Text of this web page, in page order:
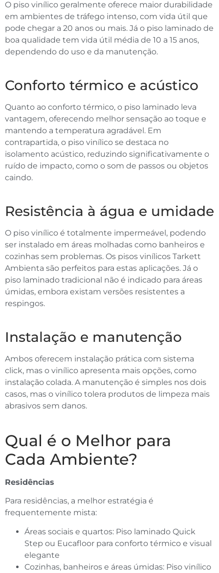
O piso vinílico geralmente oferece maior durabilidade
em ambientes de tráfego intenso, com vida útil que
pode chegar a 20 anos ou mais. Já o piso laminado de
boa qualidade tem vida útil média de 10 a 15 anos,
dependendo do uso e da manutenção.
Conforto térmico e acústico
Quanto ao conforto térmico, o piso laminado leva
vantagem, oferecendo melhor sensação ao toque e
mantendo a temperatura agradável. Em
contrapartida, o piso vinílico se destaca no
isolamento acústico, reduzindo significativamente o
ruído de impacto, como o som de passos ou objetos
caindo.
Resistência à água e umidade
O piso vinílico é totalmente impermeável, podendo
ser instalado em áreas molhadas como banheiros e
cozinhas sem problemas. Os pisos vinílicos Tarkett
Ambienta são perfeitos para estas aplicações. Já o
piso laminado tradicional não é indicado para áreas
úmidas, embora existam versões resistentes a
respingos.
Instalação e manutenção
Ambos oferecem instalação prática com sistema
click, mas o vinílico apresenta mais opções, como
instalação colada. A manutenção é simples nos dois
casos, mas o vinílico tolera produtos de limpeza mais
abrasivos sem danos.
Qual é o Melhor para
Cada Ambiente?
Residências
Para residências, a melhor estratégia é
frequentemente mista:
Áreas sociais e quartos: Piso laminado Quick
Step ou Eucafloor para conforto térmico e visual
elegante
Cozinhas, banheiros e áreas úmidas: Piso vinílico